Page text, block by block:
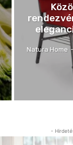
Natura Home -
-